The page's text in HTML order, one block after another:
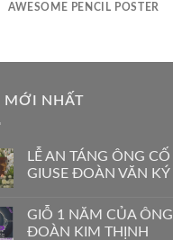
AWESOME PENCIL POSTER
MỚI NHẤT
LỄ AN TÁNG ÔNG CỐ
GIUSE ĐOÀN VĂN KÝ
GIỖ 1 NĂM CỦA ÔNG
ĐOÀN KIM THỊNH